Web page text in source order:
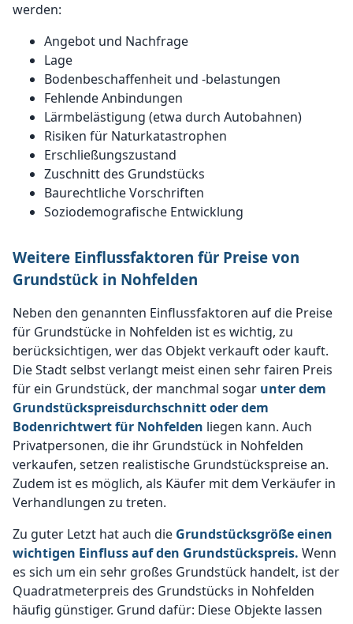
werden:
Angebot und Nachfrage
Lage
Bodenbeschaffenheit und -belastungen
Fehlende Anbindungen
Lärmbelästigung (etwa durch Autobahnen)
Risiken für Naturkatastrophen
Erschließungszustand
Zuschnitt des Grundstücks
Baurechtliche Vorschriften
Soziodemografische Entwicklung
Weitere Einflussfaktoren für Preise von
Grundstück in Nohfelden
Neben den genannten Einflussfaktoren auf die Preise
für Grundstücke in Nohfelden ist es wichtig, zu
berücksichtigen, wer das Objekt verkauft oder kauft.
Die Stadt selbst verlangt meist einen sehr fairen Preis
für ein Grundstück, der manchmal sogar unter dem
Grundstückspreisdurchschnitt oder dem
Bodenrichtwert für Nohfelden liegen kann. Auch
Privatpersonen, die ihr Grundstück in Nohfelden
verkaufen, setzen realistische Grundstückspreise an.
Zudem ist es möglich, als Käufer mit dem Verkäufer in
Verhandlungen zu treten.
Zu guter Letzt hat auch die Grundstücksgröße einen
wichtigen Einfluss auf den Grundstückspreis. Wenn
es sich um ein sehr großes Grundstück handelt, ist der
Quadratmeterpreis des Grundstücks in Nohfelden
häufig günstiger. Grund dafür: Diese Objekte lassen